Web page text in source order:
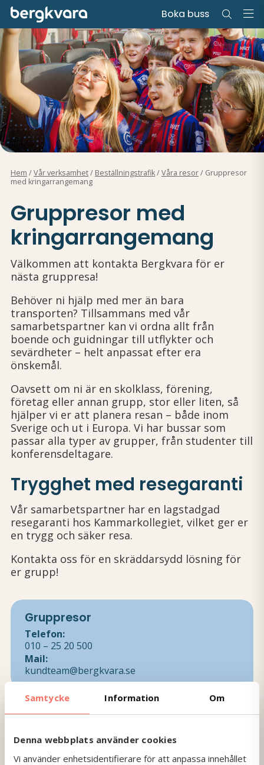
Samtycke Information Om
Denna webbplats använder cookies
Vi använder enhetsidentifierare för att anpassa innehållet
Boka buss
Hem /Vår verksamhet/ Beställningstrafik/Våra resor/ Gruppresor
med kringarrangemang
Gruppresor med
kringarrangemang
Välkommen att kontakta Bergkvara för er
nästa gruppresa!
Behöver ni hjälp med mer än bara
transporten? Tillsammans med vår
samarbetspartner kan vi ordna allt från
boende och guidningar till utflykter och
sevärdheter – helt anpassat efter era
önskemål.
Oavsett om ni är en skolklass, förening,
företag eller annan grupp, stor eller liten, så
hjälper vi er att planera resan – både inom
Sverige och ut i Europa. Vi har bussar som
passar alla typer av grupper, från studenter till
konferensdeltagare.
Trygghet med resegaranti
Vår samarbetspartner har en lagstadgad
resegaranti hos Kammarkollegiet, vilket ger er
en trygg och säker resa.
Kontakta oss för en skräddarsydd lösning för
er grupp!
Upplev högsta komfort med vår service
ombord.
Gruppresor
Telefon:
010 – 25 20 500
Mail:
kundteam@bergkvara.se